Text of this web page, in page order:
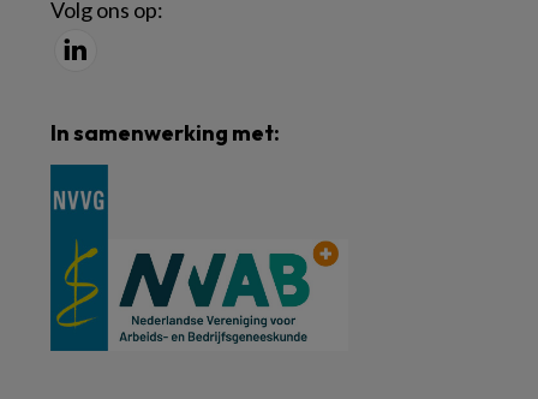
Volg ons op:
In samenwerking met: